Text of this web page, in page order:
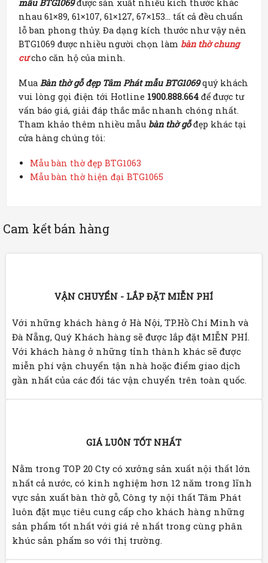
mẫu BTG1069được sản xuất nhiều kích thước khác
nhau 61×89, 61×107, 61×127, 67×153… tất cả đều chuẩn
lỗ ban phong thủy. Đa dạng kích thước như vậy nên
BTG1069 được nhiều người chọn làm bàn thờ chung
cưcho căn hộ của mình.
Mua Bàn thờ gỗ đẹp Tâm Phát mẫu BTG1069quý khách
vui lòng gọi điện tới Hotline 1900.888.664 để được tư
vấn báo giá, giải đáp thắc mắc nhanh chóng nhất.
Tham khảo thêm nhiều mẫu bàn thờ gỗđẹp khác tại
cửa hàng chúng tôi:
Mẫu bàn thờ đẹp BTG1063
Mẫu bàn thờ hiện đại BTG1065
Cam kết bán hàng
VẬN CHUYỂN - LẮP ĐẶT MIỄN PHÍ
Với những khách hàng ở Hà Nội, TP.Hồ Chí Minh và
Đà Nẵng, Quý Khách hàng sẽ được lắp đặt MIỄN PHÍ.
Với khách hàng ở những tỉnh thành khác sẽ được
miễn phí vận chuyển tận nhà hoặc điểm giao dịch
gần nhất của các đối tác vận chuyển trên toàn quốc.
GIÁ LUÔN TỐT NHẤT
Nằm trong TOP 20 Cty có xưởng sản xuất nội thất lớn
nhất cả nước, có kinh nghiệm hơn 12 năm trong lĩnh
vực sản xuất bàn thờ gỗ, Công ty nội thất Tâm Phát
luôn đặt mục tiêu cung cấp cho khách hàng những
sản phẩm tốt nhất với giá rẻ nhất trong cùng phân
khúc sản phẩm so với thị trường.